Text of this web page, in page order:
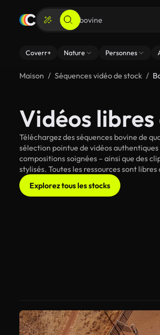
Coverr+ Nature Personnes
Maison Séquences vidéo de stock
Vidéos
Téléchargez des séquences bovine de
sélection pointue de vidéos
compositions soignées – ainsi que des
stylisés. Toutes les ressources sont
Explorez tous les stocks